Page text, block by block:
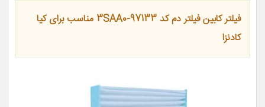
فیلتر کابین فیلتر دم کد 97133-3SAA0 مناسب برای کیا
کادنزا